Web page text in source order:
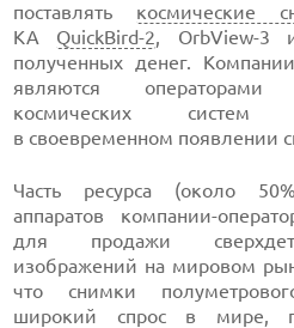
поставлять космические
КА QuickBird-2, OrbView-3
полученных денег.
являются
космических систем
в своевременном появлении
Часть ресурса (около
аппаратов компании-
для продажи
изображений на мировом
что снимки
широкий спрос в мире,